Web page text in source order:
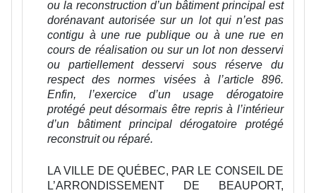
ou la reconstruction d’un bâtiment principal est
dorénavant autorisée sur un lot qui n’est pas
contigu à une rue publique ou à une rue en
cours de réalisation ou sur un lot non desservi
ou partiellement desservi sous réserve du
respect des normes visées à l’article 896.
Enfin, l’exercice d’un usage dérogatoire
protégé peut désormais être repris à l’intérieur
d’un bâtiment principal dérogatoire protégé
reconstruit ou réparé.
LA VILLE DE QUÉBEC, PAR LE CONSEIL DE
L’ARRONDISSEMENT DE BEAUPORT,